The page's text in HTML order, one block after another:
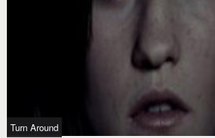
Turn Around